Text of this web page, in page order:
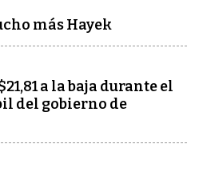
más Hayek
a la baja durante el
del gobierno de